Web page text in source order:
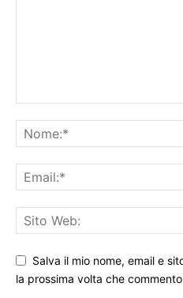
Salva il mio nome, email e
la prossima volta che